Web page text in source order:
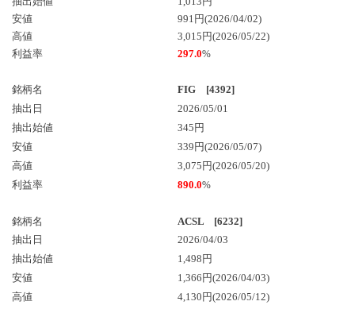
安値
991円(2026/04/02)
高値
3,015円(2026/05/22)
利益率
297.0%
銘柄名
FIG [4392]
抽出日
2026/05/01
抽出始値
345円
安値
339円(2026/05/07)
高値
3,075円(2026/05/20)
利益率
890.0%
銘柄名
ACSL [6232]
抽出日
2026/04/03
抽出始値
1,498円
安値
1,366円(2026/04/03)
高値
4,130円(2026/05/12)